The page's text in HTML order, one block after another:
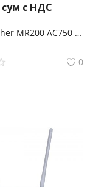
сум с НДС
TP-Link Archer MR200 AC750 Двухдиапазонный беспроводной 4G LTE маршрутизатор co слотом для SIM-карты
0